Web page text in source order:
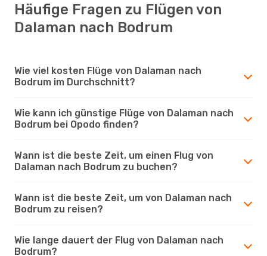
Häufige Fragen zu Flügen von
Dalaman nach Bodrum
Wie viel kosten Flüge von Dalaman nach
Bodrum im Durchschnitt?
Wie kann ich günstige Flüge von Dalaman nach
Bodrum bei Opodo finden?
Wann ist die beste Zeit, um einen Flug von
Dalaman nach Bodrum zu buchen?
Wann ist die beste Zeit, um von Dalaman nach
Bodrum zu reisen?
Wie lange dauert der Flug von Dalaman nach
Bodrum?